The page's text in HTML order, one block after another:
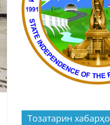
Тозатарин хабарҳо